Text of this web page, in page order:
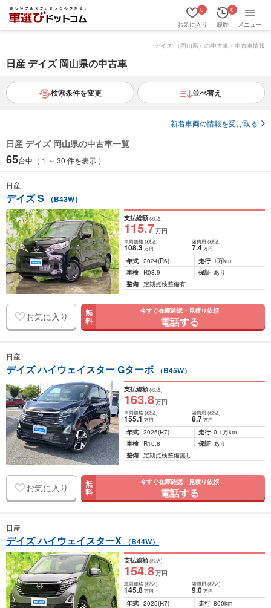
お気に入り
0
履歴
0
メニュー
デイズ （岡山県）の中古車・中古車情報
日産 デイズ 岡山県の中古車
検索条件を変更 並べ替え
新着車両の情報を受け取る
日産 デイズ 岡山県の中古車一覧
65台中（ 1 ～ 30 件を表示 ）
日産
デイズ S （B43W）
支払総額(税込)
115.7万円
車両価格(税込)
108.3万円
諸費用 (税込)
7.4 万円
年式 2024(R6) 走行 1万km
車検
R08.9 保証 あり
整備 定期点検整備有
お気に入り 無
料
今すぐ在庫確認・見積り依頼
電話する
日産
デイズ ハイウェイスター Gターボ （B45W）
支払総額(税込)
163.8万円
車両価格(税込)
155.1万円
諸費用 (税込)
8.7 万円
年式 2025(R7) 走行 0.1万km
車検
R10.8 保証 あり
整備 定期点検整備無し
お気に入り 無
料
今すぐ在庫確認・見積り依頼
電話する
日産
デイズ ハイウェイスターX （B44W）
支払総額(税込)
154.8万円
車両価格(税込)
145.8万円
諸費用 (税込)
9.0 万円
年式 2025(R7) 走行 800km